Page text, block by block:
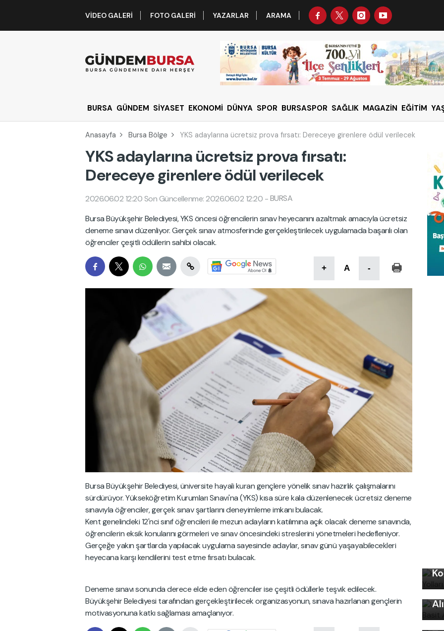
VIDEO GALERI FOTO GALERI YAZARLAR ARAMA
BURSA GÜNDEM SİYASET EKONOMİ DÜNYA SPOR BURSASPOR SAĞLIK MAGAZİN EĞİTİM
Anasayfa Bursa Bölge YKS adaylarına ücretsiz prova fırsatı: Dereceye girenlere ödül verilecek
YKS adaylarına ücretsiz prova fırsatı:
Dereceye girenlere ödül verilecek
2026.06.02 12:20 Son Güncellenme: 2026.06.02 12:20 -BURSA
Bursa Büyükşehir Belediyesi, YKS öncesi öğrencilerin sınav heyecanını azaltmak amacıyla ücretsiz
deneme sınavı düzenliyor. Gerçek sınav atmosferinde gerçekleştirilecek uygulamada başarılı olan
öğrenciler çeşitli ödüllerin sahibi olacak.
+ A -
Bursa Büyükşehir Belediyesi, üniversite hayali kuran gençlere yönelik sınav hazırlık çalışmalarını
sürdürüyor. Yükseköğretim Kurumları Sınavı'na (YKS) kısa süre kala düzenlenecek ücretsiz deneme
sınavıyla öğrenciler, gerçek sınav şartlarını deneyimleme imkanı bulacak.
Kent genelindeki 12'nci sınıf öğrencileri ile mezun adayların katılımına açık olacak deneme sınavında,
öğrencilerin eksik konularını görmeleri ve sınav öncesindeki streslerini yönetmeleri hedefleniyor.
Gerçeğe yakın şartlarda yapılacak uygulama sayesinde adaylar, sınav günü yaşayabilecekleri
heyecana karşı kendilerini test etme fırsatı bulacak.
Deneme sınavı sonunda derece elde eden öğrenciler ise çeşitli ödüllerle teşvik edilecek.
Büyükşehir Belediyesi tarafından gerçekleştirilecek organizasyonun, sınava hazırlanan gençlerin
motivasyonuna katkı sağlaması amaçlanıyor.